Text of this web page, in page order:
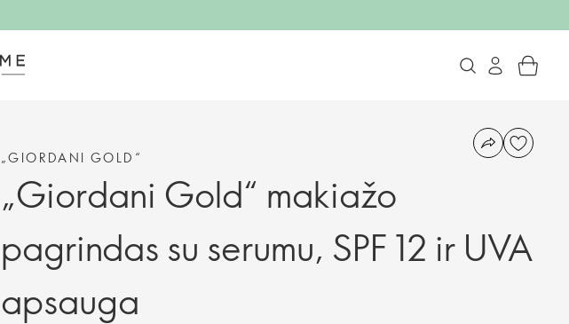
„GIORDANI GOLD“
„Giordani Gold“ makiažo
pagrindas su serumu, SPF 12 ir UVA
apsauga